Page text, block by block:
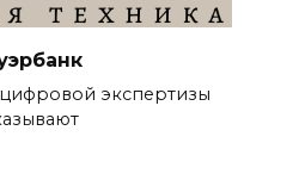
экспертизы